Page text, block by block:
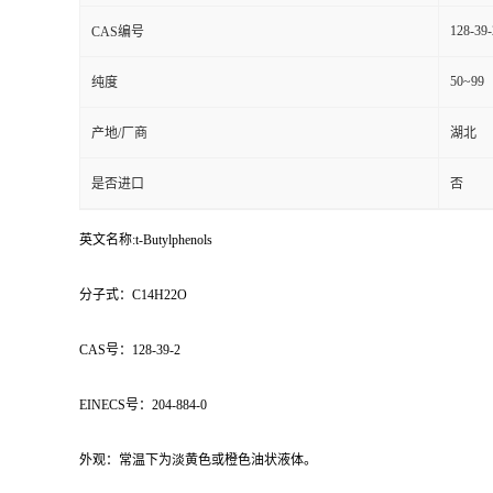
CAS编号 128-
纯度 50~99
产地/厂商 湖北
是否进口 否
英文名称:t-Butylphenols
分子式：C14H22O
CAS号：128-39-2
EINECS号：204-884-0
外观：常温下为淡黄色或橙色油状液体。